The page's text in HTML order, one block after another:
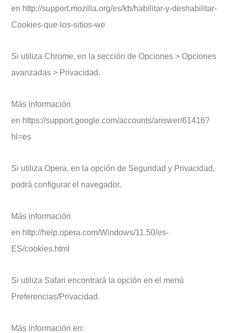
en http://support.mozilla.org/es/kb/habilitar-y-deshabilitar-
Cookies-que-los-sitios-we
Si utiliza Chrome, en la sección de Opciones > Opciones
avanzadas > Privacidad.
Más información
en https://support.google.com/accounts/answer/61416?
hl=es
Si utiliza Opera, en la opción de Seguridad y Privacidad,
podrá configurar el navegador.
Más información
en http://help.opera.com/Windows/11.50/es-
ES/cookies.html
Si utiliza Safari encontrará la opción en el menú
Preferencias/Privacidad.
Más información en: